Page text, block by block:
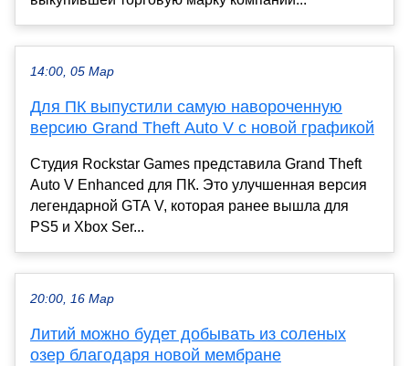
14:00, 05 Мар
Для ПК выпустили самую навороченную
версию Grand Theft Auto V с новой графикой
Студия Rockstar Games представила Grand Theft
Auto V Enhanced для ПК. Это улучшенная версия
легендарной GTA V, которая ранее вышла для
PS5 и Xbox Ser...
20:00, 16 Мар
Литий можно будет добывать из соленых
озер благодаря новой мембране